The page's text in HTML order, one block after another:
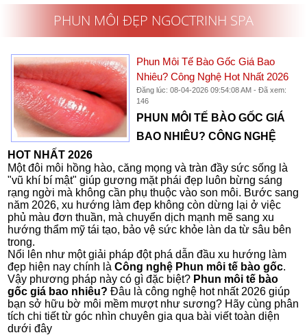
PHUN MÔI ĐẸP NGOCTRINH SPA
Phun Môi Tế Bào Gốc Giá Bao
Nhiêu? Công Nghệ Hot Nhất 2026
Đăng lúc: 08-04-2026 09:54:08 AM - Đã xem:
146
PHUN MÔI TẾ BÀO GỐC GIÁ
BAO NHIÊU? CÔNG NGHỆ
HOT NHẤT 2026
Một đôi môi hồng hào, căng mọng và tràn đầy sức sống là
"vũ khí bí mật" giúp gương mặt phái đẹp luôn bừng sáng
rạng ngời mà không cần phụ thuộc vào son môi. Bước sang
năm 2026, xu hướng làm đẹp không còn dừng lại ở việc
phủ màu đơn thuần, mà chuyển dịch mạnh mẽ sang xu
hướng thẩm mỹ tái tạo, bảo vệ sức khỏe làn da từ sâu bên
trong.
Nổi lên như một giải pháp đột phá dẫn đầu xu hướng làm
đẹp hiện nay chính làCông nghệ Phun môi tế bào gốc.
Vậy phương pháp này có gì đặc biệt? Phun môi tế bào
gốc giá bao nhiêu? Đâu là công nghệ hot nhất 2026 giúp
bạn sở hữu bờ môi mềm mượt như sương? Hãy cùng phân
tích chi tiết từ góc nhìn chuyên gia qua bài viết toàn diện
dưới đây